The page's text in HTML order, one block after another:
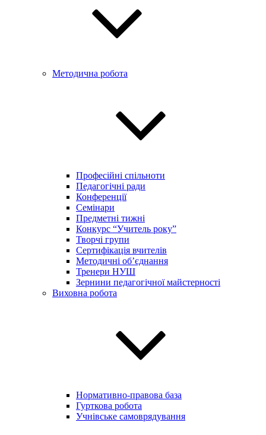
Методична робота
Професійні спільноти
Педагогічні ради
Конференції
Семінари
Предметні тижні
Конкурс “Учитель року”
Творчі групи
Сертифікація вчителів
Методичні об’єднання
Тренери НУШ
Зернини педагогічної майстерності
Виховна робота
Нормативно-правова база
Гурткова робота
Учнівське самоврядування